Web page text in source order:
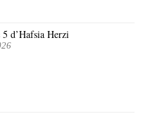
5 d’Hafsia Herzi